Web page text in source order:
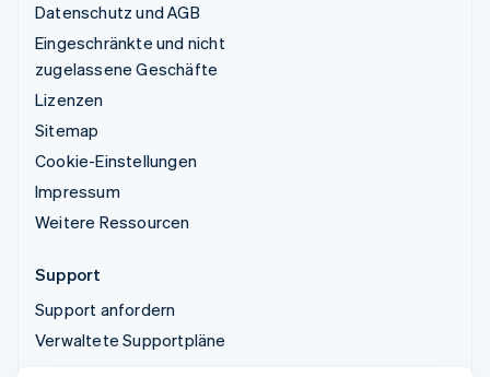
Datenschutz und AGB
Eingeschränkte und nicht
zugelassene Geschäfte
Lizenzen
Sitemap
Cookie-Einstellungen
Impressum
Weitere Ressourcen
Support
Support anfordern
Verwaltete Supportpläne